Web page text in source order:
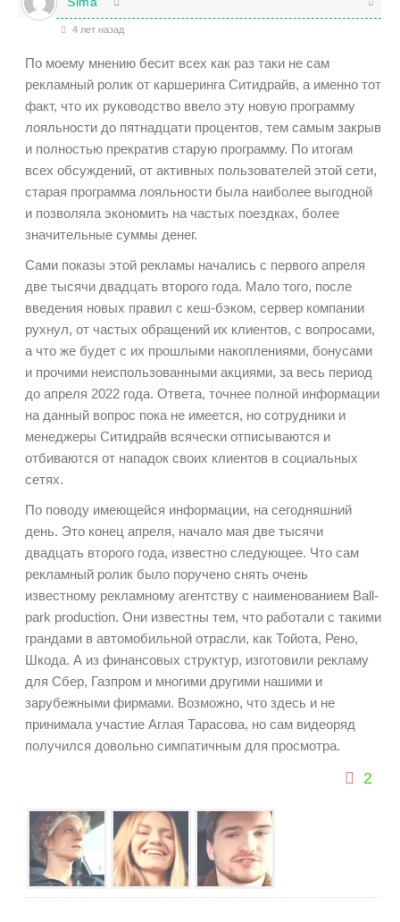
4 лет назад
По моему мнению бесит всех как раз таки не сам
рекламный ролик от каршеринга Ситидрайв, а именно тот
факт, что их руководство ввело эту новую программу
лояльности до пятнадцати процентов, тем самым закрыв
и полностью прекратив старую программу. По итогам
всех обсуждений, от активных пользователей этой сети,
старая программа лояльности была наиболее выгодной
и позволяла экономить на частых поездках, более
значительные суммы денег.
Сами показы этой рекламы начались с первого апреля
две тысячи двадцать второго года. Мало того, после
введения новых правил с кеш-бэком, сервер компании
рухнул, от частых обращений их клиентов, с вопросами,
а что же будет с их прошлыми накоплениями, бонусами
и прочими неиспользованными акциями, за весь период
до апреля 2022 года. Ответа, точнее полной информации
на данный вопрос пока не имеется, но сотрудники и
менеджеры Ситидрайв всячески отписываются и
отбиваются от нападок своих клиентов в социальных
сетях.
По поводу имеющейся информации, на сегодняшний
день. Это конец апреля, начало мая две тысячи
двадцать второго года, известно следующее. Что сам
рекламный ролик было поручено снять очень
известному рекламному агентству с наименованием Ball-
park production. Они известны тем, что работали с такими
грандами в автомобильной отрасли, как Тойота, Рено,
Шкода. А из финансовых структур, изготовили рекламу
для Сбер, Газпром и многими другими нашими и
зарубежными фирмами. Возможно, что здесь и не
принимала участие Аглая Тарасова, но сам видеоряд
получился довольно симпатичным для просмотра.
2